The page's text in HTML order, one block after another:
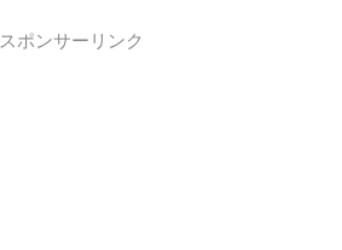
スポンサーリンク